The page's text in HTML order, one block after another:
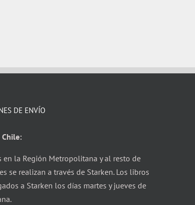
DE ENVÍO
en la Región Metropolitana y al resto de
se realizan a través de Starken. Los libros
a Starken los días martes y jueves de